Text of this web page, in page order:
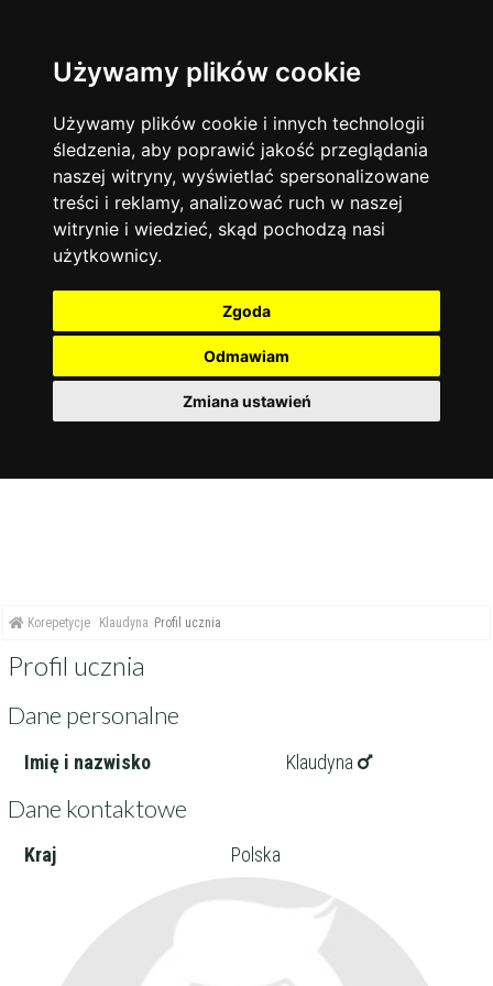
Używamy plików cookie
Używamy plików cookie i innych technologii
śledzenia, aby poprawić jakość przeglądania
naszej witryny, wyświetlać spersonalizowane
treści i reklamy, analizować ruch w naszej
witrynie i wiedzieć, skąd pochodzą nasi
użytkownicy.
Zgoda
Odmawiam
Zmiana ustawień
Język angielski 13744
Matematyka 12928
Chemia 4886
Język niemiecki 4307
Język polski 3426
Fizyka
Język francuski
Warszawa
Korepetycje
Online
14837
Kraków 7753
Wrocław
Łódź 3513
Gdańsk 2075
zakres dni
Wtorek
Środa
Czwartek
Piątek
Sobota
Niedziela
więcej filtrów Filtruj
Korepetycje Klaudyna Profil ucznia
Profil ucznia
Dane personalne
Imię i nazwisko Klaudyna
Dane kontaktowe
Kraj Polska